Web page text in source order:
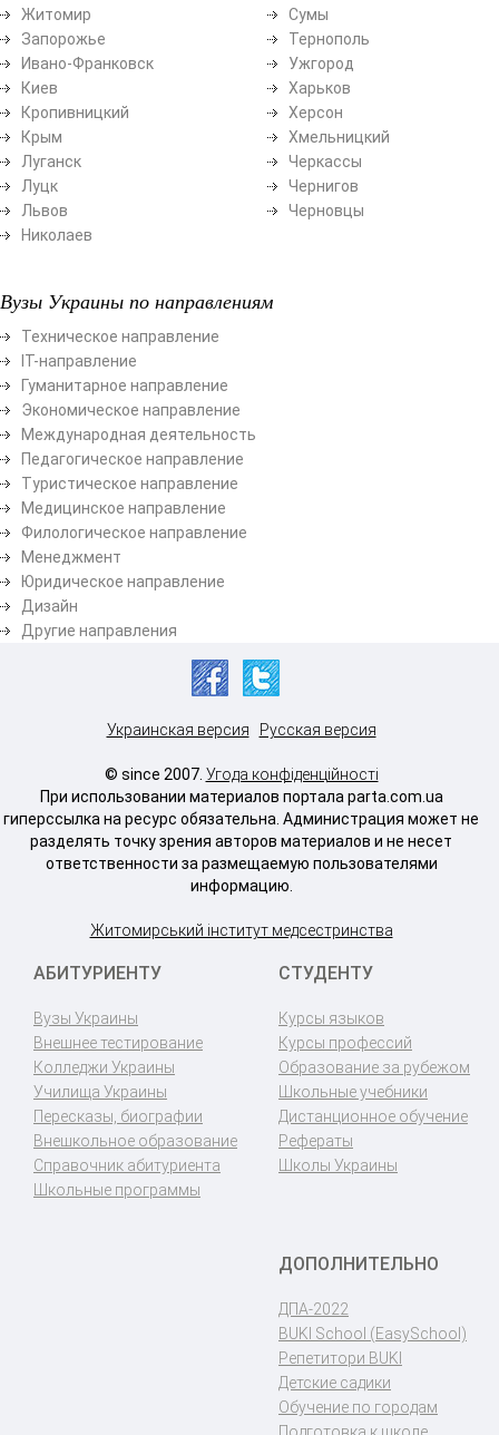
Житомир
Запорожье
Ивано-Франковск
Киев
Кропивницкий
Крым
Луганск
Луцк
Львов
Николаев
Сумы
Тернополь
Ужгород
Харьков
Херсон
Хмельницкий
Черкассы
Чернигов
Черновцы
Вузы Украины по направлениям
Техническое направление
ІТ-направление
Гуманитарное направление
Экономическое направление
Международная деятельность
Педагогическое направление
Туристическое направление
Медицинское направление
Филологическое направление
Менеджмент
Юридическое направление
Дизайн
Другие направления
Украинская версия Русская версия
© since 2007. Угода конфіденційності
При использовании материалов портала parta.com.ua
гиперссылка на ресурс обязательна. Администрация может не
разделять точку зрения авторов материалов и не несет
ответственности за размещаемую пользователями
информацию.
Житомирський інститут медсестринства
АБИТУРИЕНТУ
Вузы Украины
Внешнее тестирование
Колледжи Украины
Училища Украины
Пересказы, биографии
Внешкольное образование
Справочник абитуриента
Школьные программы
СТУДЕНТУ
Курсы языков
Курсы профессий
Образование за рубежом
Школьные учебники
Дистанционное обучение
Рефераты
Школы Украины
ДОПОЛНИТЕЛЬНО
ДПА-2022
BUKI School (EasySchool)
Репетитори BUKI
Детские садики
Обучение по городам
Подготовка к школе